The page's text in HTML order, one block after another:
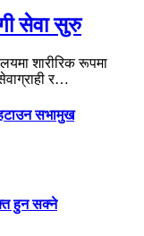
सेवा सुरु
शारीरिक रूपमा
र…
सभामुख
हुन सक्ने